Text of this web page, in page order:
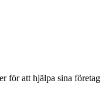
för att hjälpa sina företag